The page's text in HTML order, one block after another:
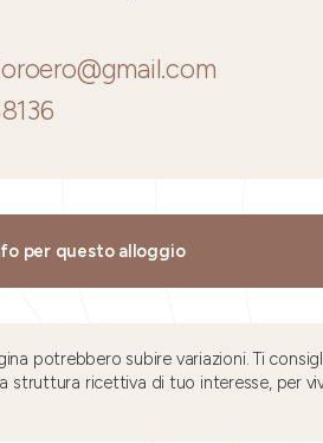
per questo alloggio
potrebbero subire variazioni. Ti
ricettiva di tuo interesse, per